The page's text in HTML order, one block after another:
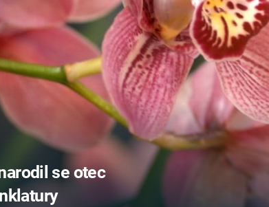
UFO A
MIMOZEMŠŤANÉ
UTAJENÉ PŘÍBĚHY
ČESKÝCH DĚJIN
ALTERNATIVNÍ
FILMY
REALITA
HORORY
REALITA
OPTICKÉ
KLAMY
se otec